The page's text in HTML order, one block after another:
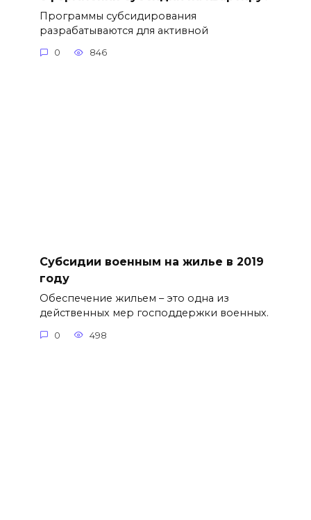
Программы субсидирования
разрабатываются для активной
0 846
Субсидии военным на жилье в 2019
году
Обеспечение жильем – это одна из
действенных мер господдержки военных.
0 498